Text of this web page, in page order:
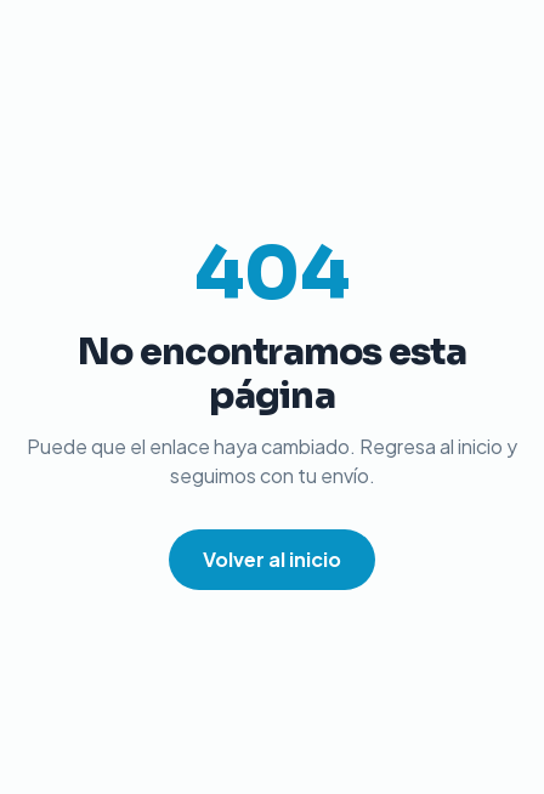
404
No encontramos esta
página
Puede que el enlace haya cambiado. Regresa al inicio y
seguimos con tu envío.
Volver al inicio